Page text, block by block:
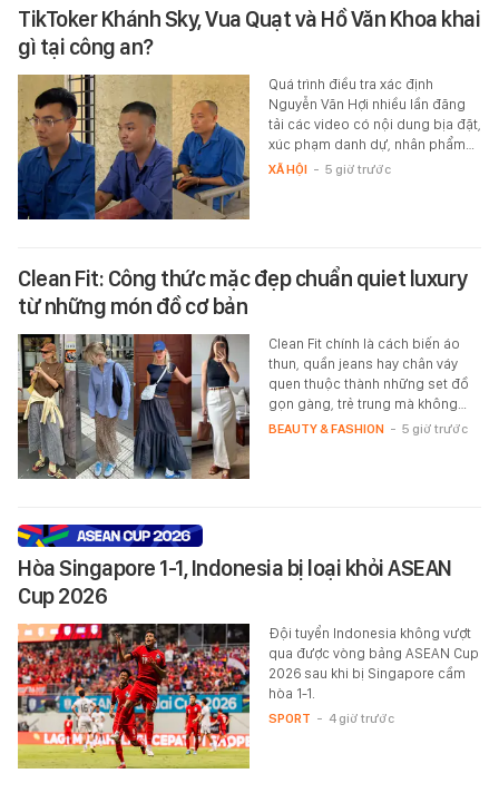
TikToker Khánh Sky, Vua Quạt và Hồ Văn Khoa khai
gì tại công an?
Quá trình điều tra xác định
Nguyễn Văn Hợi nhiều lần đăng
tải các video có nội dung bịa đặt,
xúc phạm danh dự, nhân phẩm…
XÃ HỘI - 5 giờ trước
Clean Fit: Công thức mặc đẹp chuẩn quiet luxury
từ những món đồ cơ bản
Clean Fit chính là cách biến áo
thun, quần jeans hay chân váy
quen thuộc thành những set đồ
gọn gàng, trẻ trung mà không…
BEAUTY & FASHION - 5 giờ trước
Hòa Singapore 1-1, Indonesia bị loại khỏi ASEAN
Cup 2026
Đội tuyển Indonesia không vượt
qua được vòng bảng ASEAN Cup
2026 sau khi bị Singapore cầm
hòa 1-1.
SPORT - 4 giờ trước